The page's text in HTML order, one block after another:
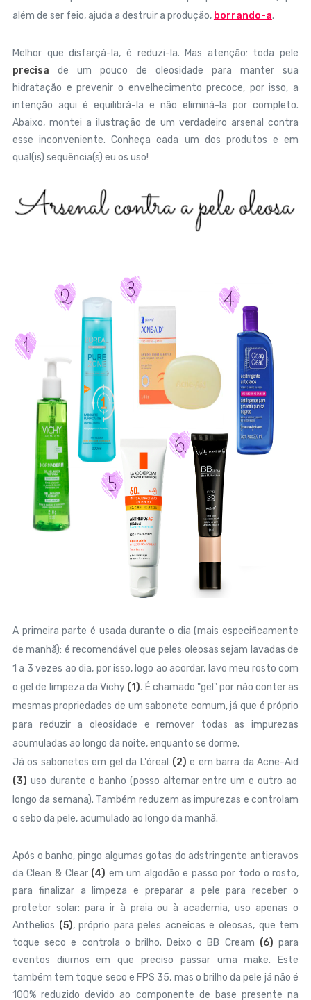
além de ser feio, ajuda a destruir a produção, borrando-a.
Melhor que disfarçá-la, é reduzi-la. Mas atenção: toda pele
precisa de um pouco de oleosidade para manter sua
hidratação e prevenir o envelhecimento precoce, por isso, a
intenção aqui é equilibrá-la e não eliminá-la por completo.
Abaixo, montei a ilustração de um verdadeiro arsenal contra
esse inconveniente. Conheça cada um dos produtos e em
qual(is) sequência(s) eu os uso!
A primeira parte é usada durante o dia (mais especificamente
de manhã): é recomendável que peles oleosas sejam lavadas de
1 a 3 vezes ao dia, por isso, logo ao acordar, lavo meu rosto com
o gel de limpeza da Vichy (1). É chamado "gel" por não conter as
mesmas propriedades de um sabonete comum, já que é próprio
para reduzir a oleosidade e remover todas as impurezas
acumuladas ao longo da noite, enquanto se dorme.
Já os sabonetes em gel da L'óreal (2) e em barra da Acne-Aid
(3) uso durante o banho (posso alternar entre um e outro ao
longo da semana). Também reduzem as impurezas e controlam
o sebo da pele, acumulado ao longo da manhã.
Após o banho, pingo algumas gotas do adstringente anticravos
da Clean & Clear(4) em um algodão e passo por todo o rosto,
para finalizar a limpeza e preparar a pele para receber o
protetor solar: para ir à praia ou à academia, uso apenas o
Anthelios (5), próprio para peles acneicas e oleosas, que tem
toque seco e controla o brilho. Deixo o BB Cream (6)para
eventos diurnos em que preciso passar uma make. Este
também tem toque seco e FPS 35, mas o brilho da pele já não é
100% reduzido devido ao componente de base presente na